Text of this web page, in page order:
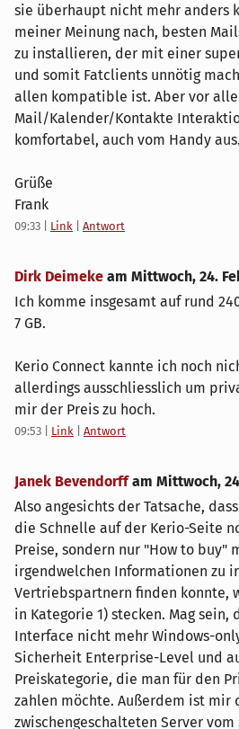
sie überhaupt nicht mehr anders
meiner Meinung nach, besten
zu installieren, der mit einer
und somit Fatclients unnötig
allen kompatible ist. Aber vor
Mail/Kalender/Kontakte
komfortabel, auch vom Handy aus.
Grüße
Frank
09:33 Link Antwort
Dirk Deimeke am Mittwoch, 24.
Ich komme insgesamt auf rund
7 GB.
Kerio Connect kannte ich noch
allerdings ausschliesslich um
mir der Preis zu hoch.
09:53 Link Antwort
Janek Bevendorffam Mittwoch,
Also angesichts der Tatsache,
die Schnelle auf der Kerio-Seite
Preise, sondern nur "How to buy"
irgendwelchen Informationen zu
Vertriebspartnern finden konnte,
in Kategorie 1) stecken. Mag sein,
Interface nicht mehr Windows-
Sicherheit Enterprise-Level und
Preiskategorie, die man für den
zahlen möchte. Außerdem ist mir
zwischengeschalteten Server